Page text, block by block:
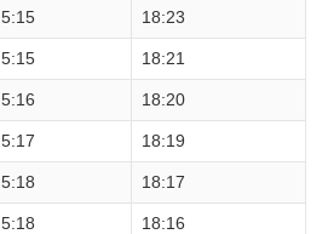
5:15 18:23
5:15 18:21
5:16 18:20
5:17 18:19
5:18 18:17
5:18 18:16